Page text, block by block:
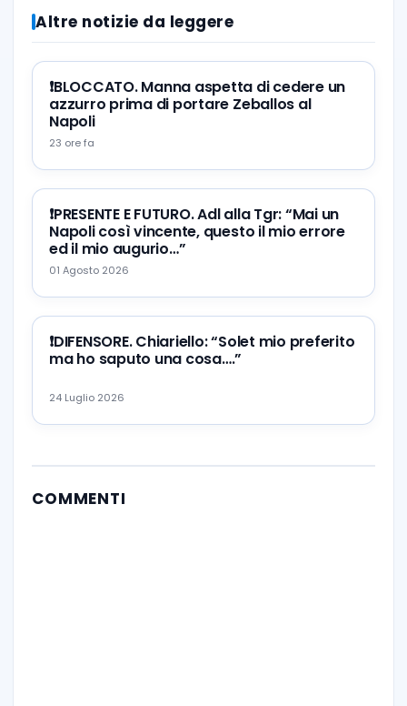
Altre notizie da leggere
❗️BLOCCATO. Manna aspetta di cedere un
azzurro prima di portare Zeballos al
Napoli
23 ore fa
❗️PRESENTE E FUTURO. Adl alla Tgr: “Mai un
Napoli così vincente, questo il mio errore
ed il mio augurio…”
01 Agosto 2026
❗️DIFENSORE. Chiariello: “Solet mio preferito
ma ho saputo una cosa….”
24 Luglio 2026
COMMENTI